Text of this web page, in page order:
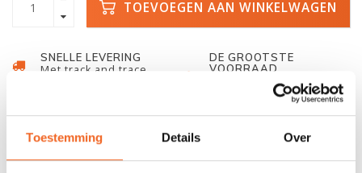
Toestemming Details Over
TOEVOEGEN AAN WINKELWAGEN
SNELLE LEVERING
Met track and trace
DE GROOTSTE
VOORRAAD
Duizenden kano's op
678 GOOGLE REVIEWS
Beoordeling 4,8/5
sterren
PROEFVAART
MOGELIJKHEID
Bij onze showroom